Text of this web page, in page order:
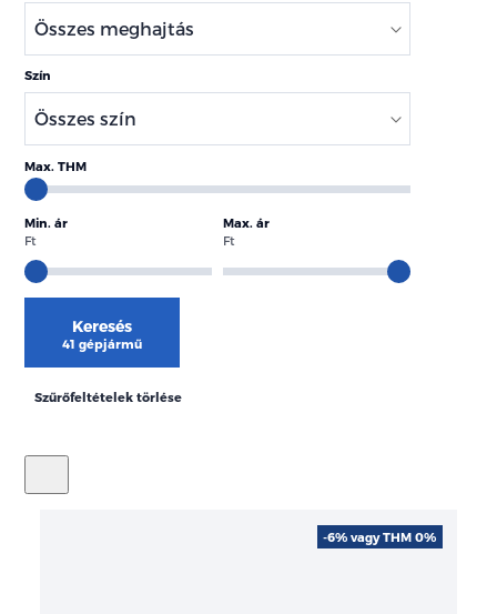
Szín
Max. THM
Min. ár
Ft
Max. ár
Ft
Keresés
41 gépjármű
Szűrőfeltételek törlése
-6% vagy THM 0%